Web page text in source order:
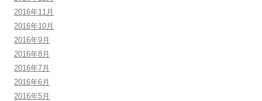
2016年11月
2016年10月
2016年9月
2016年8月
2016年7月
2016年6月
2016年5月